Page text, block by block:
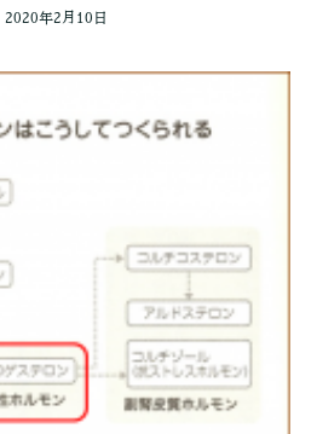
2020年2月10日